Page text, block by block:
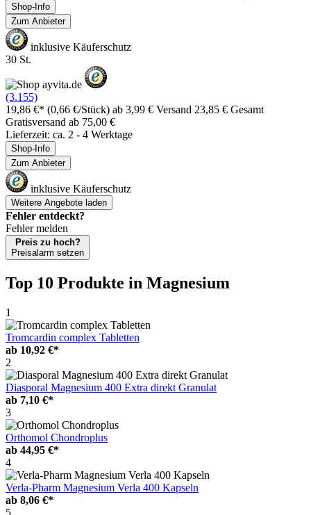
Shop-Info
Zum Anbieter
inklusive Käuferschutz
30 St.
(3.155)
19,86 €* (0,66 €/Stück) ab 3,99 € Versand 23,85 € Gesamt
Gratisversand ab 75,00 €
Lieferzeit: ca. 2 - 4 Werktage
Shop-Info
Zum Anbieter
inklusive Käuferschutz
Weitere Angebote laden
Fehler entdeckt?
Fehler melden
Preis zu hoch?
Preisalarm setzen
Top 10 Produkte in Magnesium
1
Tromcardin complex Tabletten
ab 10,92 €*
2
Diasporal Magnesium 400 Extra direkt Granulat
ab 7,10 €*
3
Orthomol Chondroplus
ab 44,95 €*
4
Verla-Pharm Magnesium Verla 400 Kapseln
ab 8,06 €*
5